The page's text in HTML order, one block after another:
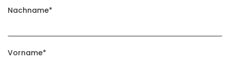
Nachname*
Vorname*